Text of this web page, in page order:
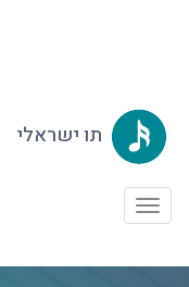
תו ישראלי
Toggle